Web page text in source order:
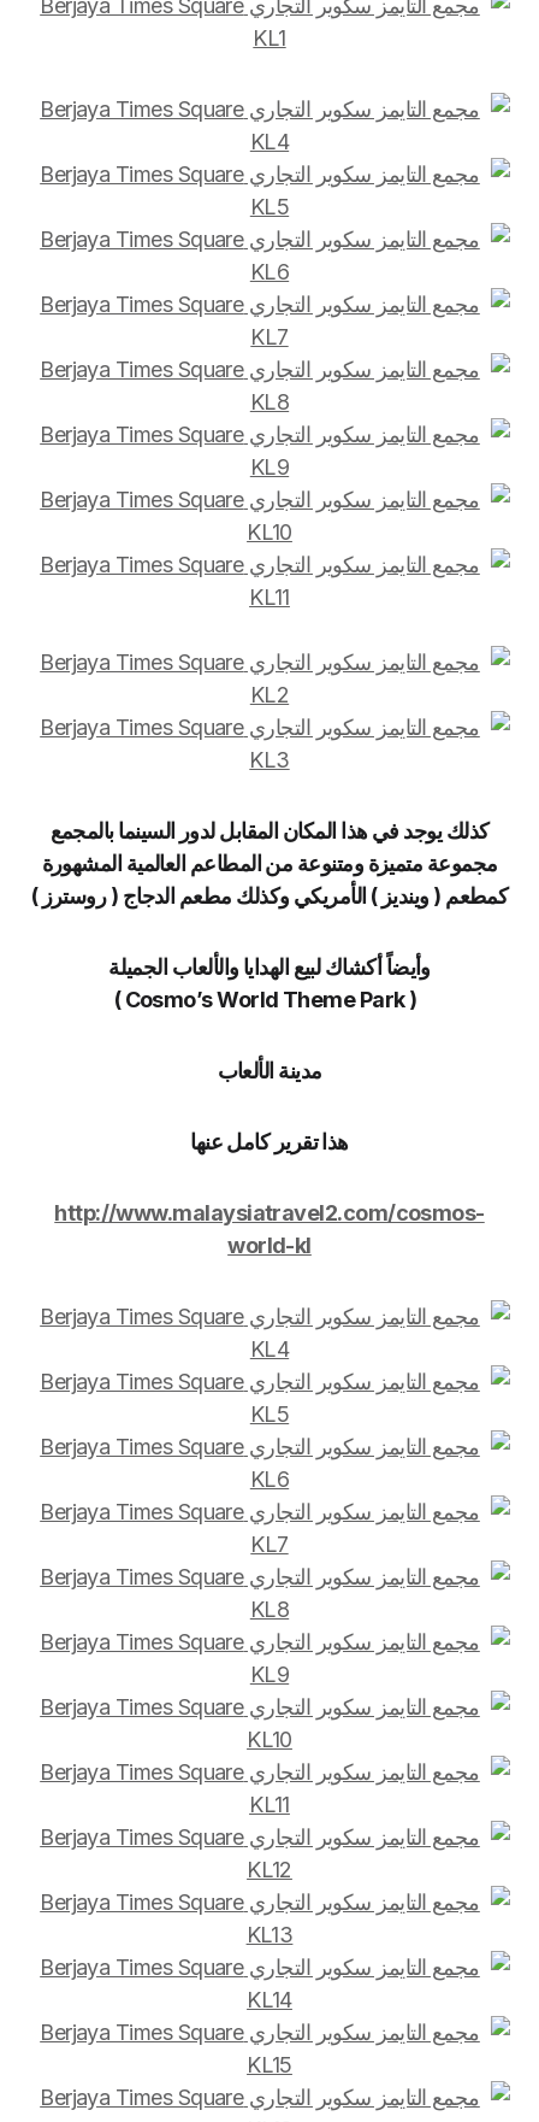
كذلك يوجد في هذا المكان المقابل لدور السينما بالمجمع
مجموعة متميزة ومتنوعة من المطاعم العالمية المشهورة
كمطعم ( وينديز ) الأمريكي وكذلك مطعم الدجاج ( روسترز )
وأيضاً أكشاك لبيع الهدايا والألعاب الجميلة
( Cosmo’s World Theme Park )
مدينة الألعاب
هذا تقرير كامل عنها
http://www.malaysiatravel2.com/cosmos-
world-kl